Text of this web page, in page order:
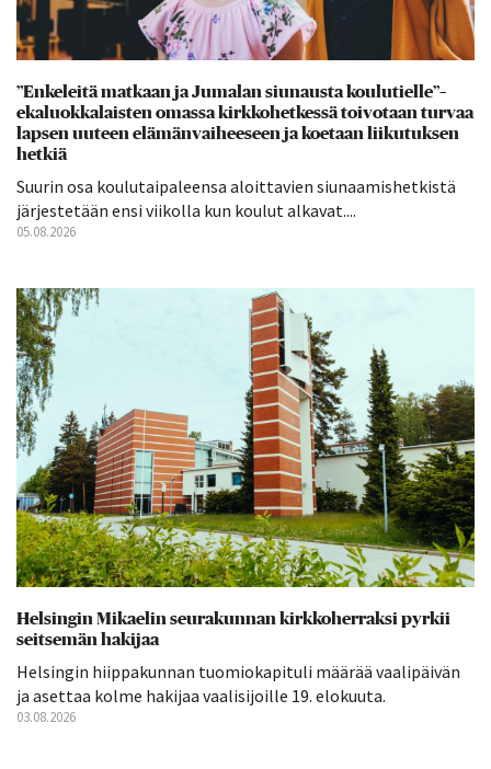
”Enkeleitä matkaan ja Jumalan siunausta koulutielle”–
ekaluokkalaisten omassa kirkkohetkessä toivotaan turvaa
lapsen uuteen elämänvaiheeseen ja koetaan liikutuksen
hetkiä
Suurin osa koulutaipaleensa aloittavien siunaamishetkistä
järjestetään ensi viikolla kun koulut alkavat....
05.08.2026
Helsingin Mikaelin seurakunnan kirkkoherraksi pyrkii
seitsemän hakijaa
Helsingin hiippakunnan tuomiokapituli määrää vaalipäivän
ja asettaa kolme hakijaa vaalisijoille 19. elokuuta.
03.08.2026